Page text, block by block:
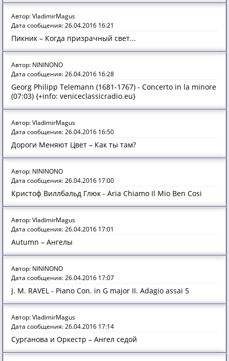
Автор: VladimirMagus
Дата сообщения: 26.04.2016 16:21
Пикник – Когда призрачный свет...
Автор: NININONO
Дата сообщения: 26.04.2016 16:28
Georg Philipp Telemann (1681-1767) - Concerto in la minore
(07:03) {+info: veniceclassicradio.eu}
Автор: VladimirMagus
Дата сообщения: 26.04.2016 16:50
Дороги Меняют Цвет – Как ты там?
Автор: NININONO
Дата сообщения: 26.04.2016 17:00
Кристоф Виллбальд Глюк - Aria Chiamo Il Mio Ben Cosi
Автор: VladimirMagus
Дата сообщения: 26.04.2016 17:01
Autumn – Ангелы
Автор: NININONO
Дата сообщения: 26.04.2016 17:07
J. M. RAVEL - Piano Con. in G major II. Adagio assai 5
Автор: VladimirMagus
Дата сообщения: 26.04.2016 17:14
Сурганова и Оркестр – Ангел седой